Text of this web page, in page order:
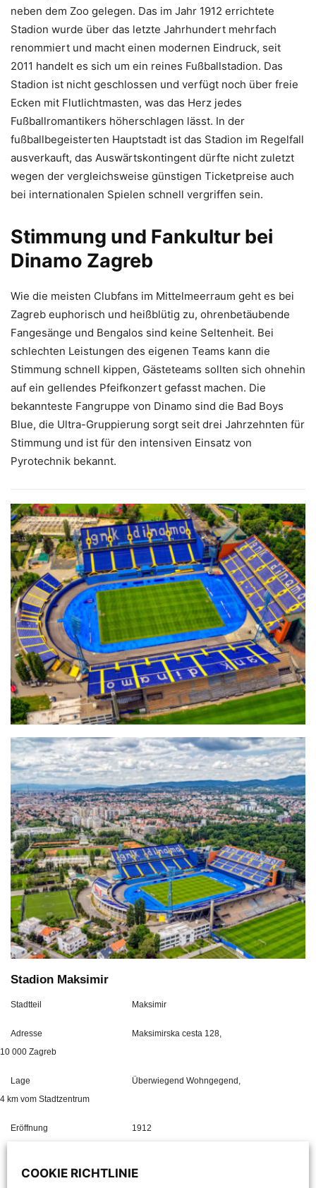
neben dem Zoo gelegen. Das im Jahr 1912 errichtete
Stadion wurde über das letzte Jahrhundert mehrfach
renommiert und macht einen modernen Eindruck, seit
2011 handelt es sich um ein reines Fußballstadion. Das
Stadion ist nicht geschlossen und verfügt noch über freie
Ecken mit Flutlichtmasten, was das Herz jedes
Fußballromantikers höherschlagen lässt. In der
fußballbegeisterten Hauptstadt ist das Stadion im Regelfall
ausverkauft, das Auswärtskontingent dürfte nicht zuletzt
wegen der vergleichsweise günstigen Ticketpreise auch
bei internationalen Spielen schnell vergriffen sein.
Stimmung und Fankultur bei
Dinamo Zagreb
Wie die meisten Clubfans im Mittelmeerraum geht es bei
Zagreb euphorisch und heißblütig zu, ohrenbetäubende
Fangesänge und Bengalos sind keine Seltenheit. Bei
schlechten Leistungen des eigenen Teams kann die
Stimmung schnell kippen, Gästeteams sollten sich ohnehin
auf ein gellendes Pfeifkonzert gefasst machen. Die
bekannteste Fangruppe von Dinamo sind die Bad Boys
Blue, die Ultra-Gruppierung sorgt seit drei Jahrzehnten für
Stimmung und ist für den intensiven Einsatz von
Pyrotechnik bekannt.
Stadion Maksimir
Stadtteil Maksimir
Adresse
Maksimirska cesta 128,
10 000 Zagreb
Lage
Überwiegend Wohngegend,
4 km vom Stadtzentrum
Eröffnung 1912
COOKIE RICHTLINIE